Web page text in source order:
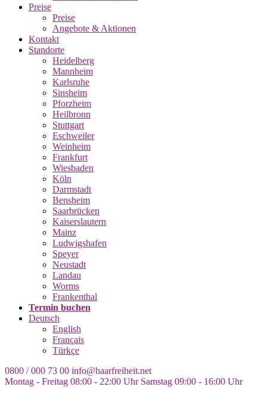
Preise
Preise
Angebote & Aktionen
Kontakt
Standorte
Heidelberg
Mannheim
Karlsruhe
Sinsheim
Pforzheim
Heilbronn
Stuttgart
Eschweiler
Weinheim
Frankfurt
Wiesbaden
Köln
Darmstadt
Bensheim
Saarbrücken
Kaiserslautern
Mainz
Ludwigshafen
Speyer
Neustadt
Landau
Worms
Frankenthal
Termin buchen
Deutsch
English
Français
Türkçe
0800 / 000 73 00 info@haarfreiheit.net
Montag - Freitag 08:00 - 22:00 Uhr Samstag 09:00 - 16:00 Uhr